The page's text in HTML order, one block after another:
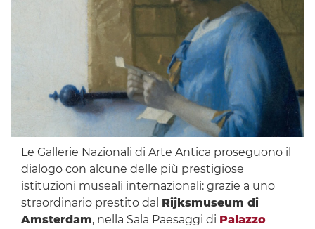
Le Gallerie Nazionali di Arte Antica proseguono il
dialogo con alcune delle più prestigiose
istituzioni museali internazionali: grazie a uno
straordinario prestito dal Rijksmuseum di
Amsterdam, nella Sala Paesaggi di Palazzo